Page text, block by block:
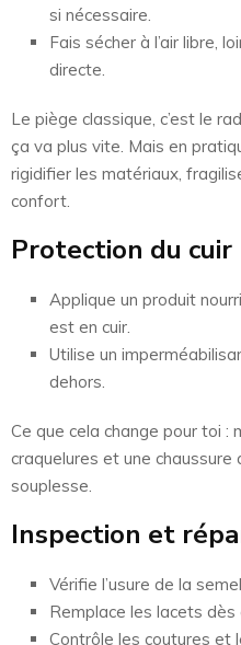
si nécessaire.
Fais sécher à l’air libre,
directe.
Le piège classique, c’est le
ça va plus vite. Mais en
rigidifier les matériaux,
confort.
Protection du cuir
Applique un produit
est en cuir.
Utilise un
dehors.
Ce que cela change pour toi :
craquelures et une
souplesse.
Inspection et
Vérifie l’usure de la
Remplace les lacets dès
Contrôle les coutures et